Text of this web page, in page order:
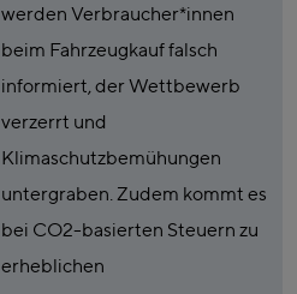
werden Verbraucher*innen
beim Fahrzeugkauf falsch
informiert, der Wettbewerb
verzerrt und
Klimaschutzbemühungen
untergraben. Zudem kommt es
bei CO2-basierten Steuern zu
erheblichen